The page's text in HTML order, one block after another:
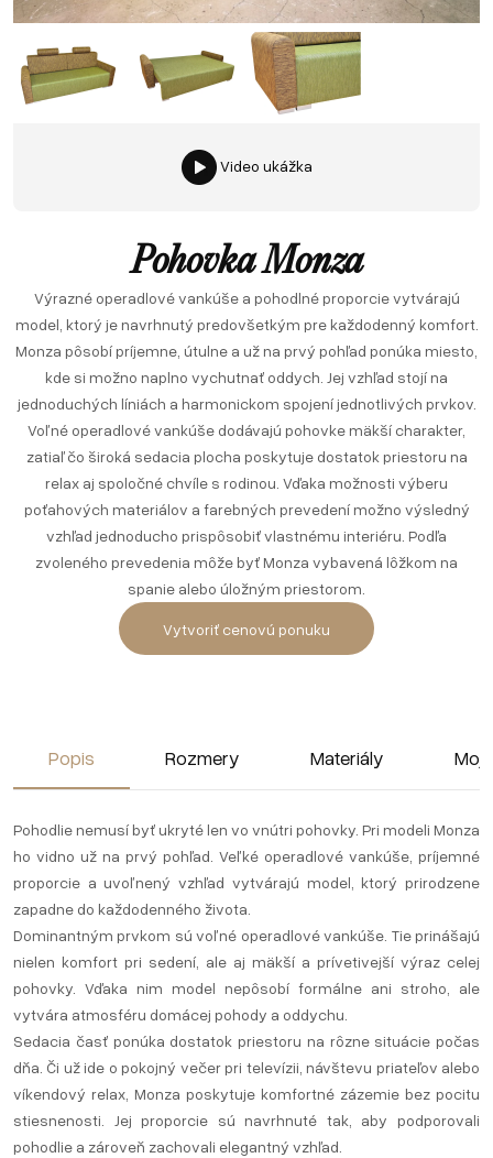
Video ukážka
Pohovka Monza
Výrazné operadlové vankúše a pohodlné proporcie vytvárajú
model, ktorý je navrhnutý predovšetkým pre každodenný komfort.
Monza pôsobí príjemne, útulne a už na prvý pohľad ponúka miesto,
kde si možno naplno vychutnať oddych. Jej vzhľad stojí na
jednoduchých líniách a harmonickom spojení jednotlivých prvkov.
Voľné operadlové vankúše dodávajú pohovke mäkší charakter,
zatiaľ čo široká sedacia plocha poskytuje dostatok priestoru na
relax aj spoločné chvíle s rodinou. Vďaka možnosti výberu
poťahových materiálov a farebných prevedení možno výsledný
vzhľad jednoducho prispôsobiť vlastnému interiéru. Podľa
zvoleného prevedenia môže byť Monza vybavená lôžkom na
spanie alebo úložným priestorom.
Vytvoriť cenovú ponuku
Popis Rozmery Materiály
Pohodlie nemusí byť ukryté len vo vnútri pohovky. Pri modeli Monza
ho vidno už na prvý pohľad. Veľké operadlové vankúše, príjemné
proporcie a uvoľnený vzhľad vytvárajú model, ktorý prirodzene
zapadne do každodenného života.
Dominantným prvkom sú voľné operadlové vankúše. Tie prinášajú
nielen komfort pri sedení, ale aj mäkší a prívetivejší výraz celej
pohovky. Vďaka nim model nepôsobí formálne ani stroho, ale
vytvára atmosféru domácej pohody a oddychu.
Sedacia časť ponúka dostatok priestoru na rôzne situácie počas
dňa. Či už ide o pokojný večer pri televízii, návštevu priateľov alebo
víkendový relax, Monza poskytuje komfortné zázemie bez pocitu
stiesnenosti. Jej proporcie sú navrhnuté tak, aby podporovali
pohodlie a zároveň zachovali elegantný vzhľad.